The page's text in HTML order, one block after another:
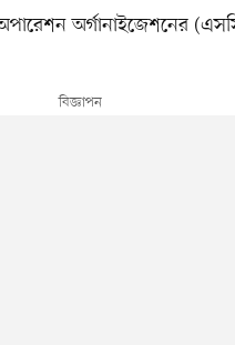
অর্গানাইজেশনের